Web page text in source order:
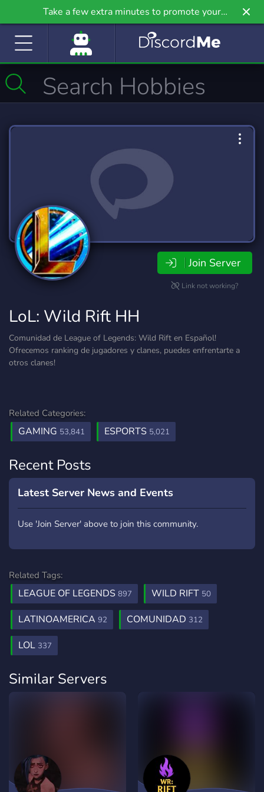
Take a few extra minutes to promote your
community even further on Griv.io, our newest
Join Server
Link not working?
LoL: Wild Rift HH
Comunidad de League of Legends: Wild Rift en Español!
Ofrecemos ranking de jugadores y clanes, puedes enfrentarte a
otros clanes!
Related Categories:
GAMING 53,841 ESPORTS 5,021
Recent Posts
Latest Server News and Events
Use 'Join Server' above to join this community.
Related Tags:
LEAGUE OF LEGENDS 897 WILD RIFT 50
LATINOAMERICA 92 COMUNIDAD 312
LOL 337
Similar Servers